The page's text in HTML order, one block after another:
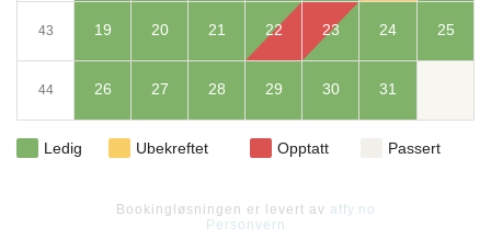
43 19 20 21 22 23 24 25
44 26 27 28 29 30 31
Ledig Ubekreftet Opptatt Passert
Bookingløsningen er levert av affy.no
Personvern